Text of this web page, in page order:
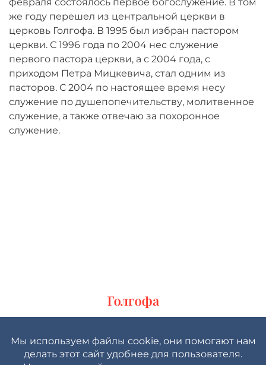
же году перешел из центральной церкви в
церковь Голгофа. В 1995 был избран пастором
церкви. С 1996 года по 2004 нес служение
первого пастора церкви, а с 2004 года, с
приходом Петра Мицкевича, стал одним из
пасторов. С 2004 по настоящее время несу
служение по душепопечительству, молитвенное
служение, а также отвечаю за похоронное
служение.
Политика конфиденциальностиПользовательское соглашение